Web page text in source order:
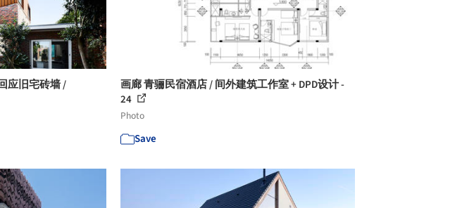
应旧宅砖墙 /
画廊 青骊民宿酒店 / 间外建筑工作室 + DPD设计 -
24
Photo
Save